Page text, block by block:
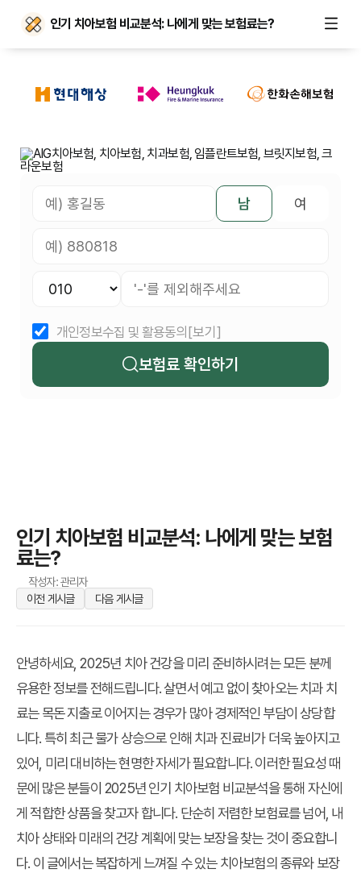
인기 치아보험 비교분석: 나에게 맞는 보험료는?
남 여
개인정보수집 및 활용동의 [보기]
보험료 확인하기
인기 치아보험 비교분석: 나에게 맞는 보험
료는?
작성자: 관리자
이전 게시글
다음 게시글
안녕하세요, 2025년 치아 건강을 미리 준비하시려는 모든 분께
유용한 정보를 전해드립니다. 살면서 예고 없이 찾아오는 치과 치
료는 목돈 지출로 이어지는 경우가 많아 경제적인 부담이 상당합
니다. 특히 최근 물가 상승으로 인해 치과 진료비가 더욱 높아지고
있어, 미리 대비하는 현명한 자세가 필요합니다. 이러한 필요성 때
문에 많은 분들이 2025년 인기 치아보험 비교분석을 통해 자신에
게 적합한 상품을 찾고자 합니다. 단순히 저렴한 보험료를 넘어, 내
치아 상태와 미래의 건강 계획에 맞는 보장을 찾는 것이 중요합니
다. 이 글에서는 복잡하게 느껴질 수 있는 치아보험의 종류와 보장